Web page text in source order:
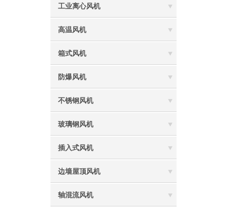
工业离心风机
高温风机
箱式风机
防爆风机
不锈钢风机
玻璃钢风机
插入式风机
边墙屋顶风机
轴混流风机